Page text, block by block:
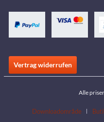
Vertrag widerrufen
Alle
Downloadområde